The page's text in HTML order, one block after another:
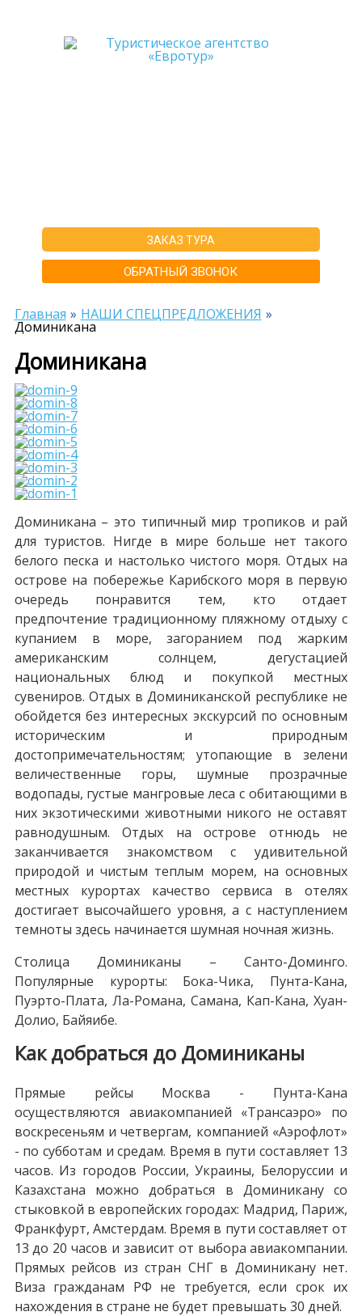
ЗАКАЗ ТУРА
ОБРАТНЫЙ ЗВОНОК
Главная НАШИ СПЕЦПРЕДЛОЖЕНИЯ
Доминикана
Доминикана
Доминикана – это типичный мир тропиков и рай
для туристов. Нигде в мире больше нет такого
белого песка и настолько чистого моря. Отдых на
острове на побережье Карибского моря в первую
очередь понравится тем, кто отдает
предпочтение традиционному пляжному отдыху с
купанием в море, загоранием под жарким
американским солнцем, дегустацией
национальных блюд и покупкой местных
сувениров. Отдых в Доминиканской республике не
обойдется без интересных экскурсий по основным
историческим и природным
достопримечательностям; утопающие в зелени
величественные горы, шумные прозрачные
водопады, густые мангровые леса с обитающими в
них экзотическими животными никого не оставят
равнодушным. Отдых на острове отнюдь не
заканчивается знакомством с удивительной
природой и чистым теплым морем, на основных
местных курортах качество сервиса в отелях
достигает высочайшего уровня, а с наступлением
темноты здесь начинается шумная ночная жизнь.
Столица Доминиканы – Санто-Доминго.
Популярные курорты: Бока-Чика, Пунта-Кана,
Пуэрто-Плата, Ла-Романа, Самана, Кап-Кана, Хуан-
Долио, Байяибе.
Как добраться до Доминиканы
Прямые рейсы Москва - Пунта-Кана
осуществляются авиакомпанией «Трансаэро» по
воскресеньям и четвергам, компанией «Аэрофлот»
- по субботам и средам. Время в пути составляет 13
часов. Из городов России, Украины, Белоруссии и
Казахстана можно добраться в Доминикану со
стыковкой в европейских городах: Мадрид, Париж,
Франкфурт, Амстердам. Время в пути составляет от
13 до 20 часов и зависит от выбора авиакомпании.
Прямых рейсов из стран СНГ в Доминикану нет.
Виза гражданам РФ не требуется, если срок их
нахождения в стране не будет превышать 30 дней.